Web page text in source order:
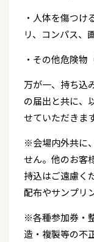
・人体を傷つけ
リ、コンパス、
・その他危険物
万が一、持ち込
の届出と共に、
せていただきます
※会場内外共に
せん。他のお客
持込はご遠慮く
配布やサンプリ
※各種参加券・
造・複製等の不